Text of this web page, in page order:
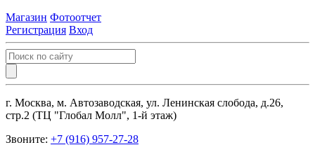
Магазин Фотоотчет
Регистрация Вход
г. Москва, м. Автозаводская, ул. Ленинская слобода, д.26,
стр.2 (ТЦ "Глобал Молл", 1-й этаж)
Звоните: +7 (916) 957-27-28